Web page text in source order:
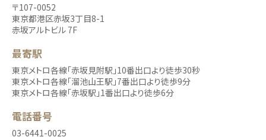
〒107-0052
東京都港区赤坂3丁目8-1
赤坂アルトビル 7F
最寄駅
東京メトロ各線「赤坂見附駅」10番出口より徒歩30秒
東京メトロ各線「溜池山王駅」7番出口より徒歩9分
東京メトロ各線「赤坂駅」1番出口より徒歩6分
電話番号
03-6441-0025